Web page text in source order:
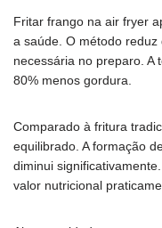
Fritar frango na air fryer
a saúde. O método
necessária no preparo. A
80% menos gordura.
Comparado à fritura
equilibrado. A formação
diminui
valor nutricional